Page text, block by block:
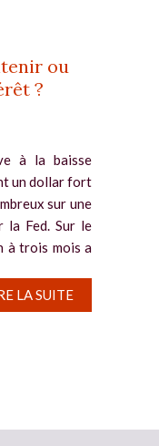
ou
?
à la baisse
un dollar fort
sur une
la Fed. Sur le
à trois mois a
LA SUITE